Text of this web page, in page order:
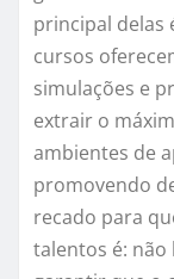
principal delas
cursos
simulações e
extrair o
ambientes de
promovendo
recado para
talentos é: não